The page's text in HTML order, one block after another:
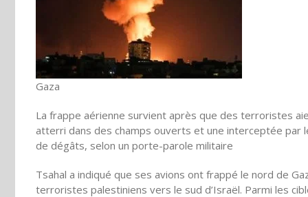
Gaza
La frappe aérienne survient après que des terroristes
atterri dans des champs ouverts et une interceptée par
de dégâts, selon un porte-parole militaire
Tsahal a indiqué que ses avions ont frappé le nord de
terroristes palestiniens vers le sud d’Israël. Parmi les